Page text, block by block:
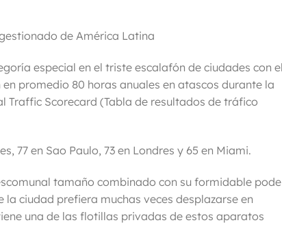
de América Latina
especial en el triste escalafón de ciudades con
promedio 80 horas anuales en atascos durante la
Traffic Scorecard (Tabla de resultados de tráfico
77 en Sao Paulo, 73 en Londres y 65 en Miami.
tamaño combinado con su formidable
ciudad prefiera muchas veces desplazarse en
una de las flotillas privadas de estos aparatos